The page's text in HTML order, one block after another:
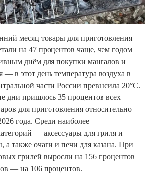
месяц товары для приготовления
на 47 процентов чаще, чем годом
днём для покупки мангалов и
— в этот день температура воздуха в
части России превысила 20°C.
дни пришлось 35 процентов всех
для приготовления относительно
года. Среди наиболее
— аксессуары для гриля и
а также очаги и печи для казана. При
грилей выросли на 156 процентов
— на 106 процентов.